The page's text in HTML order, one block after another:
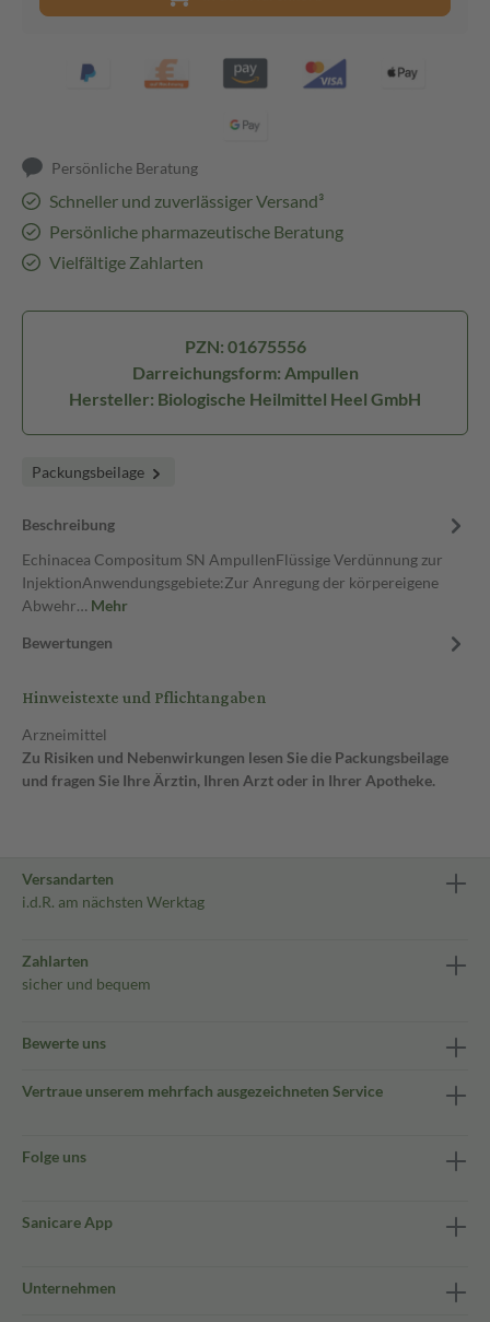
Persönliche Beratung
Schneller und zuverlässiger Versand³
Persönliche pharmazeutische Beratung
Vielfältige Zahlarten
PZN: 01675556
Darreichungsform: Ampullen
Hersteller: Biologische Heilmittel Heel GmbH
Packungsbeilage
Beschreibung
Echinacea Compositum SN AmpullenFlüssige Verdünnung zur
InjektionAnwendungsgebiete:Zur Anregung der körpereigene
Abwehr… Mehr
Bewertungen
Hinweistexte und Pflichtangaben
Arzneimittel
Zu Risiken und Nebenwirkungen lesen Sie die Packungsbeilage
und fragen Sie Ihre Ärztin, Ihren Arzt oder in Ihrer Apotheke.
Versandarten
i.d.R. am nächsten Werktag
Zahlarten
sicher und bequem
Bewerte uns
Vertraue unserem mehrfach ausgezeichneten Service
Folge uns
Sanicare App
Unternehmen